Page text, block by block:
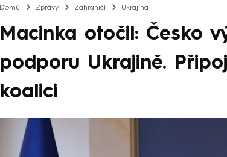
Domů Zprávy Zahraničí Ukrajina
Macinka otočil: Česko
podporu Ukrajině.
koalici